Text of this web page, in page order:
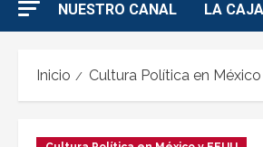
NUESTRO CANAL LA
Inicio Cultura Política en México